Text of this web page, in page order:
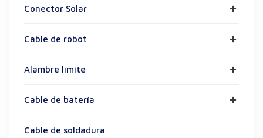
Conector Solar
Cable de robot
Alambre límite
Cable de batería
Cable de soldadura